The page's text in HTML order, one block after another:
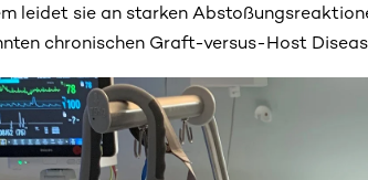
leidet sie an starken
chronischen Graft-versus-Host